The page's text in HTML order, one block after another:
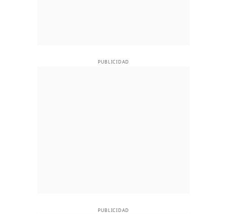
PUBLICIDAD
PUBLICIDAD